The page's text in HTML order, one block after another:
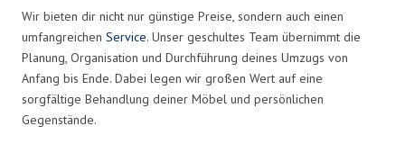
Wir bieten dir nicht nur günstige Preise, sondern auch einen
umfangreichen Service. Unser geschultes Team übernimmt die
Planung, Organisation und Durchführung deines Umzugs von
Anfang bis Ende. Dabei legen wir großen Wert auf eine
sorgfältige Behandlung deiner Möbel und persönlichen
Gegenstände.